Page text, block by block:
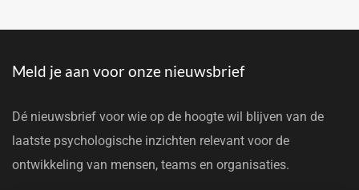
Meld je aan voor onze nieuwsbrief
Dé nieuwsbrief voor wie op de hoogte wil blijven van de
laatste psychologische inzichten relevant voor de
ontwikkeling van mensen, teams en organisaties.